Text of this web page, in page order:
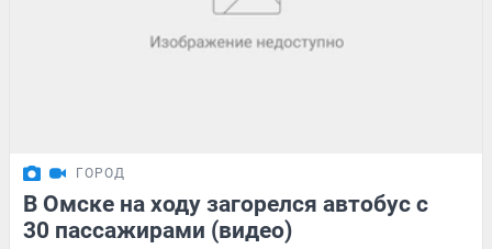
ГОРОД
В Омске на ходу загорелся автобус с
30 пассажирами (видео)